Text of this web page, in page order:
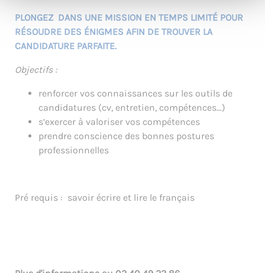
PLONGEZ DANS UNE MISSION EN TEMPS LIMITÉ POUR
RÉSOUDRE DES ÉNIGMES AFIN DE TROUVER LA
CANDIDATURE PARFAITE.
Objectifs :
renforcer vos connaissances sur les outils de
candidatures (cv, entretien, compétences…)
s’exercer à valoriser vos compétences
prendre conscience des bonnes postures
professionnelles
Pré requis : savoir écrire et lire le français